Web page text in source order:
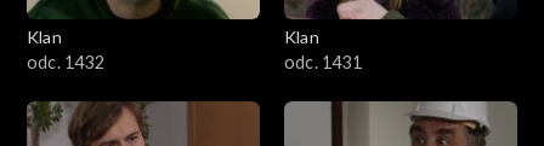
Klan
odc. 1432
Klan
odc. 1431